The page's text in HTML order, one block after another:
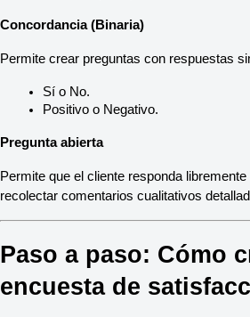
Concordancia (Binaria)
Permite crear preguntas con respuestas
Sí o No.
Positivo o Negativo.
Pregunta abierta
Permite que el cliente responda
recolectar comentarios cualitativos
Paso a paso: Cómo
encuesta de